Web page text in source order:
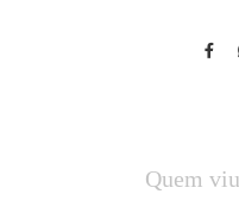
Quem